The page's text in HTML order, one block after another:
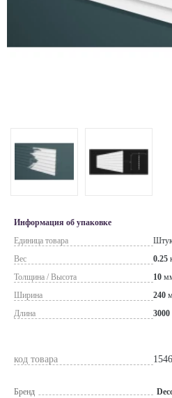
Информация об упаковке
Единица товара
Вес
0.25
Толщина / Высота
10
Ширина
240
Длина
3000
код товара
Бренд